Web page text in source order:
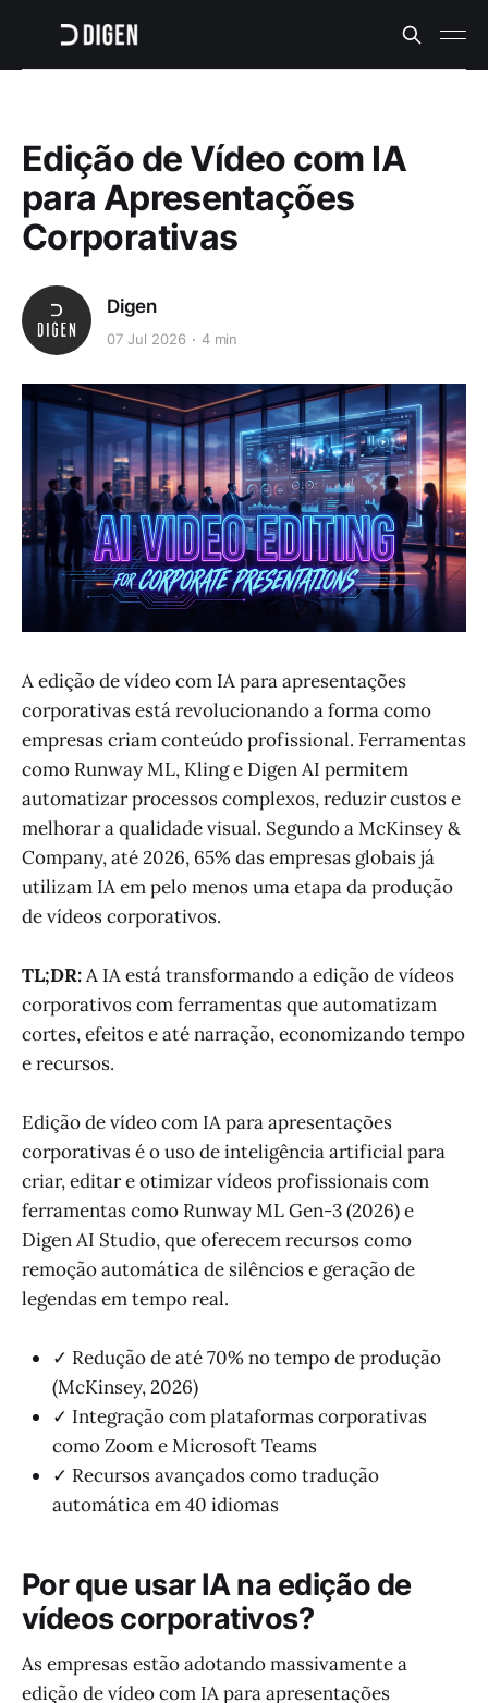
Edição de Vídeo com IA
para Apresentações
Corporativas
Digen
07 Jul 2026 4 min
A edição de vídeo com IA para apresentações
corporativas está revolucionando a forma como
empresas criam conteúdo profissional. Ferramentas
como Runway ML, Kling e Digen AI permitem
automatizar processos complexos, reduzir custos e
melhorar a qualidade visual. Segundo a McKinsey &
Company, até 2026, 65% das empresas globais já
utilizam IA em pelo menos uma etapa da produção
de vídeos corporativos.
TL;DR:A IA está transformando a edição de vídeos
corporativos com ferramentas que automatizam
cortes, efeitos e até narração, economizando tempo
e recursos.
Edição de vídeo com IA para apresentações
corporativas é o uso de inteligência artificial para
criar, editar e otimizar vídeos profissionais com
ferramentas como Runway ML Gen-3 (2026) e
Digen AI Studio, que oferecem recursos como
remoção automática de silêncios e geração de
legendas em tempo real.
✓ Redução de até 70% no tempo de produção
(McKinsey, 2026)
✓ Integração com plataformas corporativas
como Zoom e Microsoft Teams
✓ Recursos avançados como tradução
automática em 40 idiomas
Por que usar IA na edição de
vídeos corporativos?
As empresas estão adotando massivamente a
edição de vídeo com IA para apresentações